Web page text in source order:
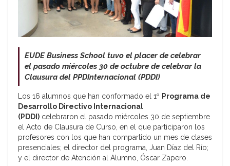
EUDE Business School tuvo el placer de celebrar
el pasado miércoles 30 de octubre de celebrar la
Clausura del PPDInternacional (PDDI)
Los 16 alumnos que han conformado el 1º Programa de
Desarrollo Directivo Internacional
(PDDI) celebraron el pasado miércoles 30 de septiembre
el Acto de Clausura de Curso, en el que participaron los
profesores con los que han compartido un mes de clases
presenciales; el director del programa, Juan Díaz del Río;
y el director de Atención al Alumno, Óscar Zapero.